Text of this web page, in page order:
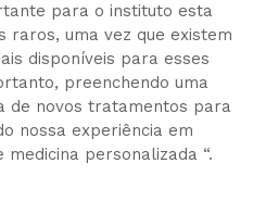
para o instituto esta
raros, uma vez que existem
disponíveis para esses
preenchendo uma
de novos tratamentos para
nossa experiência em
personalizada “.